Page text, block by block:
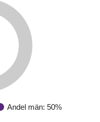
Andel män: 50%